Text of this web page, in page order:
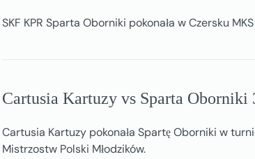
SKF KPR Sparta Oborniki pokonała w Czersku
Cartusia Kartuzy vs Sparta Oborniki
Cartusia Kartuzy pokonała Spartę Oborniki w
Mistrzostw Polski Młodzików.